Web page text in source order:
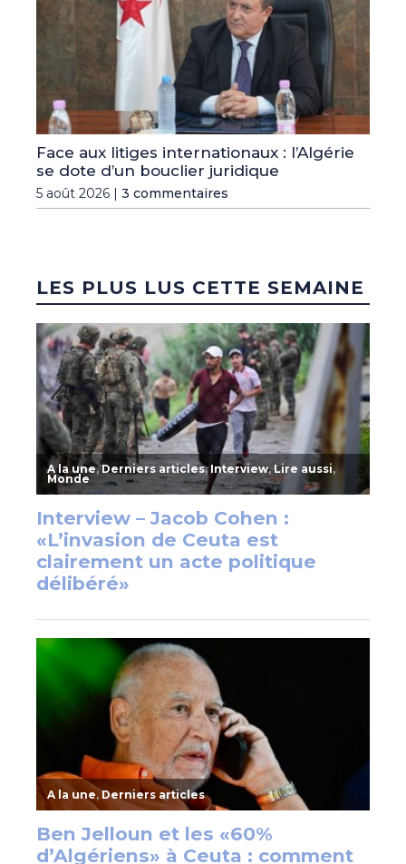
Face aux litiges internationaux : l’Algérie
se dote d’un bouclier juridique
5 août 2026 | 3 commentaires
LES PLUS LUS CETTE SEMAINE